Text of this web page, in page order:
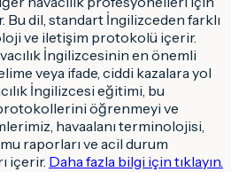
dil, standart İngilizceden farklı
ve iletişim protokolü içerir.
İngilizcesinin en önemli
veya ifade, ciddi kazalara yol
İngilizcesi eğitimi, bu
öğrenmeyi ve
havaalanı terminolojisi,
raporları ve acil durum
içerir. Daha fazla bilgi için tıklayın.